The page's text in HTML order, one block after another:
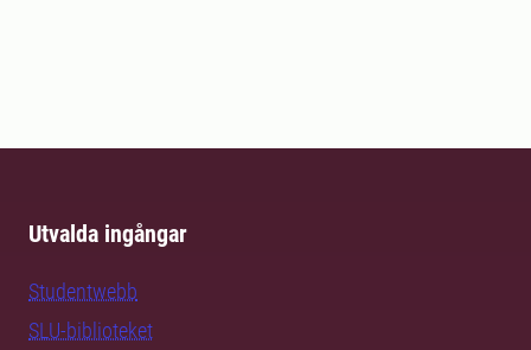
Utvalda ingångar
Studentwebb
SLU-biblioteket